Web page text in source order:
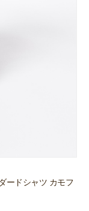
ードシャツ カモフ